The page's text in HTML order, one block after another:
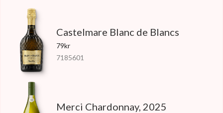
Castelmare Blanc de Blancs
79kr
7185601
Merci Chardonnay, 2025